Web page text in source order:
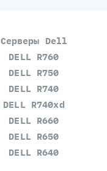
Серверы Dell
DELL R760
DELL R750
DELL R740
DELL R740xd
DELL R660
DELL R650
DELL R640